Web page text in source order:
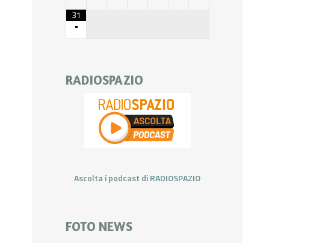
31
•
RADIOSPAZIO
Ascolta i podcast di RADIOSPAZIO
FOTO NEWS